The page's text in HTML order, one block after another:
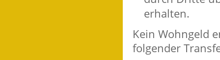
erhalten.
Kein Wohngeld
folgender